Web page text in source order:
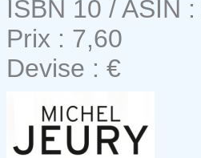
ISBN 10 / ASIN
Prix : 7,60
Devise : €